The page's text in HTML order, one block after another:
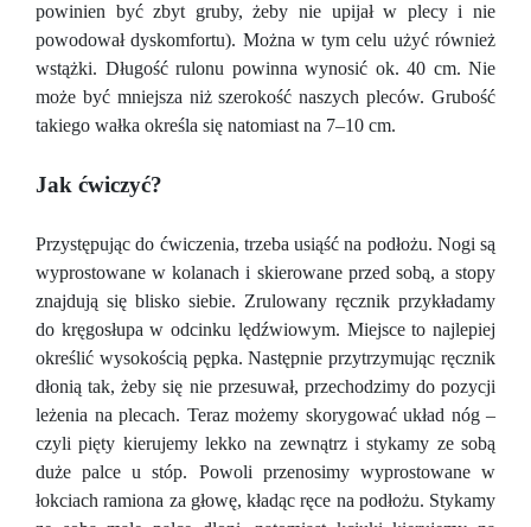
powinien być zbyt gruby, żeby nie upijał w plecy i nie
powodował dyskomfortu). Można w tym celu użyć również
wstążki. Długość rulonu powinna wynosić ok. 40 cm. Nie
może być mniejsza niż szerokość naszych pleców. Grubość
takiego wałka określa się natomiast na 7–10 cm.
Jak ćwiczyć?
Przystępując do ćwiczenia, trzeba usiąść na podłożu. Nogi są
wyprostowane w kolanach i skierowane przed sobą, a stopy
znajdują się blisko siebie. Zrulowany ręcznik przykładamy
do kręgosłupa w odcinku lędźwiowym. Miejsce to najlepiej
określić wysokością pępka. Następnie przytrzymując ręcznik
dłonią tak, żeby się nie przesuwał, przechodzimy do pozycji
leżenia na plecach. Teraz możemy skorygować układ nóg –
czyli pięty kierujemy lekko na zewnątrz i stykamy ze sobą
duże palce u stóp. Powoli przenosimy wyprostowane w
łokciach ramiona za głowę, kładąc ręce na podłożu. Stykamy